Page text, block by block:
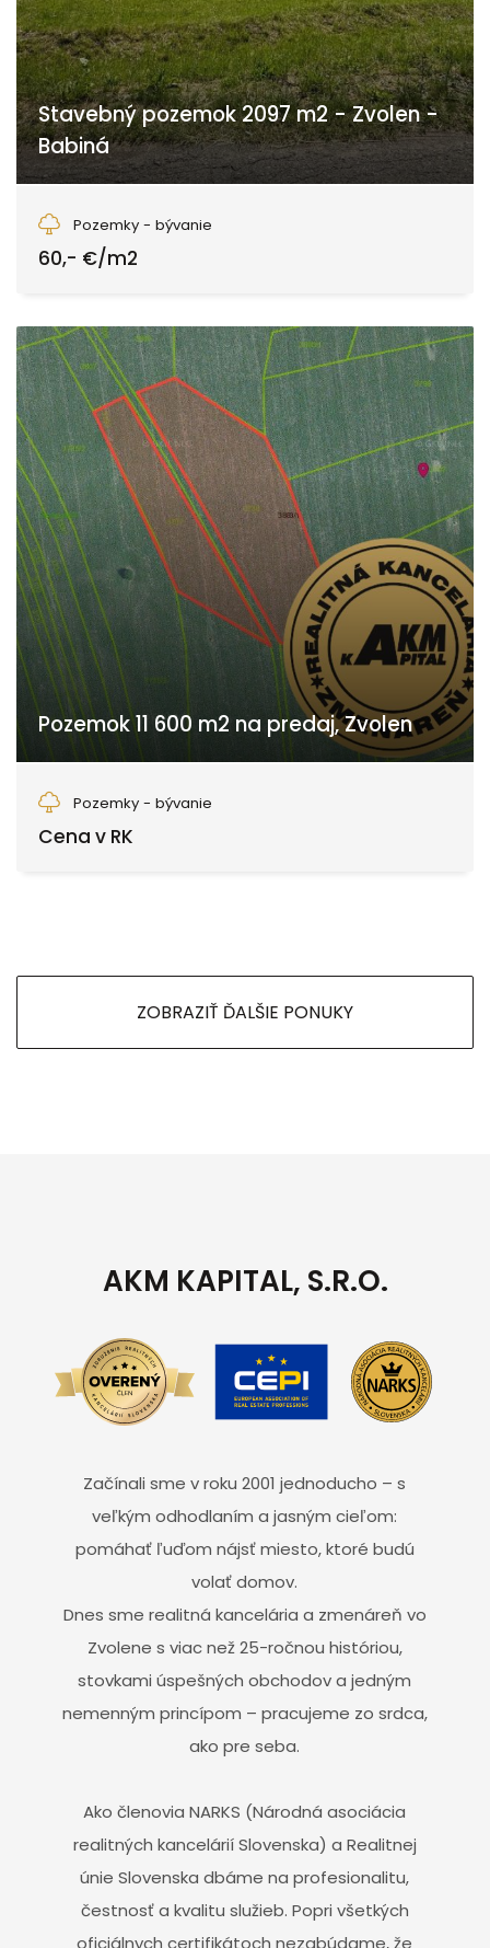
Stavebný pozemok 2097 m2 - Zvolen -
Babiná
Pozemky - bývanie
60,- €/m2
Pozemok 11 600 m2 na predaj, Zvolen
Pozemky - bývanie
Cena v RK
ZOBRAZIŤ ĎALŠIE PONUKY
AKM KAPITAL, S.R.O.
Začínali sme v roku 2001 jednoducho – s
veľkým odhodlaním a jasným cieľom:
pomáhať ľuďom nájsť miesto, ktoré budú
volať domov.
Dnes sme realitná kancelária a zmenáreň vo
Zvolene s viac než 25-ročnou históriou,
stovkami úspešných obchodov a jedným
nemenným princípom – pracujeme zo srdca,
ako pre seba.
Ako členovia NARKS (Národná asociácia
realitných kancelárií Slovenska) a Realitnej
únie Slovenska dbáme na profesionalitu,
čestnosť a kvalitu služieb. Popri všetkých
oficiálnych certifikátoch nezabúdame, že